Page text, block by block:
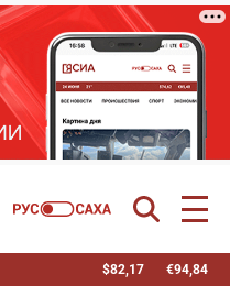
$82,17 €94,84